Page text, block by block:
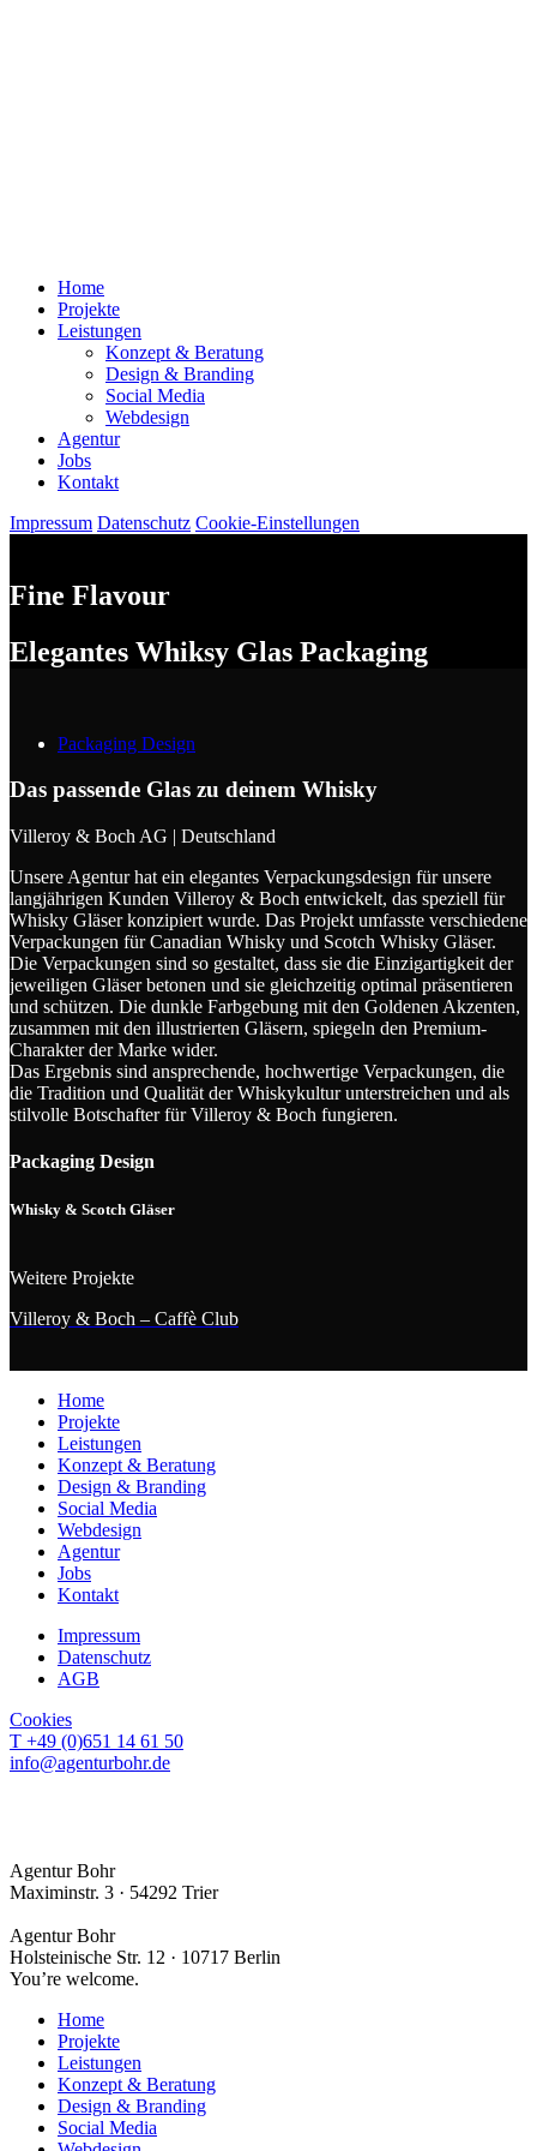
Home
Projekte
Leistungen
Konzept & Beratung
Design & Branding
Social Media
Webdesign
Agentur
Jobs
Kontakt
Impressum Datenschutz Cookie-Einstellungen
Fine Flavour
Elegantes Whiksy Glas Packaging
Packaging Design
Das passende Glas zu deinem Whisky
Villeroy & Boch AG | Deutschland
Unsere Agentur hat ein elegantes Verpackungsdesign für unsere
langjährigen Kunden Villeroy & Boch entwickelt, das speziell für
Whisky Gläser konzipiert wurde. Das Projekt umfasste verschiedene
Verpackungen für Canadian Whisky und Scotch Whisky Gläser.
Die Verpackungen sind so gestaltet, dass sie die Einzigartigkeit der
jeweiligen Gläser betonen und sie gleichzeitig optimal präsentieren
und schützen. Die dunkle Farbgebung mit den Goldenen Akzenten,
zusammen mit den illustrierten Gläsern, spiegeln den Premium-
Charakter der Marke wider.
Das Ergebnis sind ansprechende, hochwertige Verpackungen, die
die Tradition und Qualität der Whiskykultur unterstreichen und als
stilvolle Botschafter für Villeroy & Boch fungieren.
Packaging Design
Whisky & Scotch Gläser
Weitere Projekte
Villeroy & Boch – Caffè Club
Home
Projekte
Leistungen
Konzept & Beratung
Design & Branding
Social Media
Webdesign
Agentur
Jobs
Kontakt
Impressum
Datenschutz
AGB
Cookies
T +49 (0)651 14 61 50
info@agenturbohr.de
Agentur Bohr
Maximinstr. 3 · 54292 Trier
Agentur Bohr
Holsteinische Str. 12 · 10717 Berlin
You’re welcome.
Home
Projekte
Leistungen
Konzept & Beratung
Design & Branding
Social Media